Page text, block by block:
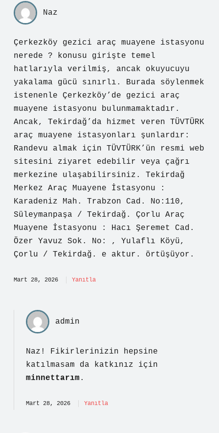
Naz
Çerkezköy gezici araç muayene istasyonu
nerede ? konusu girişte temel
hatlarıyla verilmiş, ancak okuyucuyu
yakalama gücü sınırlı. Burada söylenmek
istenenle Çerkezköy’de gezici araç
muayene istasyonu bulunmamaktadır.
Ancak, Tekirdağ’da hizmet veren TÜVTÜRK
araç muayene istasyonları şunlardır:
Randevu almak için TÜVTÜRK’ün resmi web
sitesini ziyaret edebilir veya çağrı
merkezine ulaşabilirsiniz. Tekirdağ
Merkez Araç Muayene İstasyonu :
Karadeniz Mah. Trabzon Cad. No:110,
Süleymanpaşa / Tekirdağ. Çorlu Araç
Muayene İstasyonu : Hacı Şeremet Cad.
Özer Yavuz Sok. No: , Yulaflı Köyü,
Çorlu / Tekirdağ. e aktur. örtüşüyor.
Mart 28, 2026 Yanıtla
admin
Naz! Fikirlerinizin hepsine
katılmasam da katkınız için
minnettarım .
Mart 28, 2026 Yanıtla